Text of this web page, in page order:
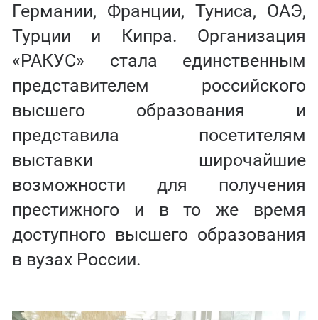
Германии, Франции, Туниса, ОАЭ,
Турции и Кипра. Организация
«РАКУС» стала единственным
представителем российского
высшего образования и
представила посетителям
выставки широчайшие
возможности для получения
престижного и в то же время
доступного высшего образования
в вузах России.